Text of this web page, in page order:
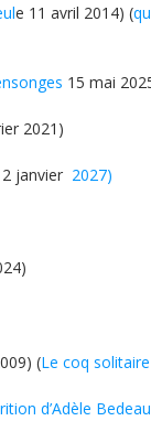
e 11 avril 2014) (
15 mai
2021)
janvier 2027)
(Le coq solitaire
d’Adèle Bedeau